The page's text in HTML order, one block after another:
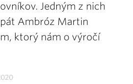
Jedným z nich
Ambróz Martin
ktorý nám o výročí